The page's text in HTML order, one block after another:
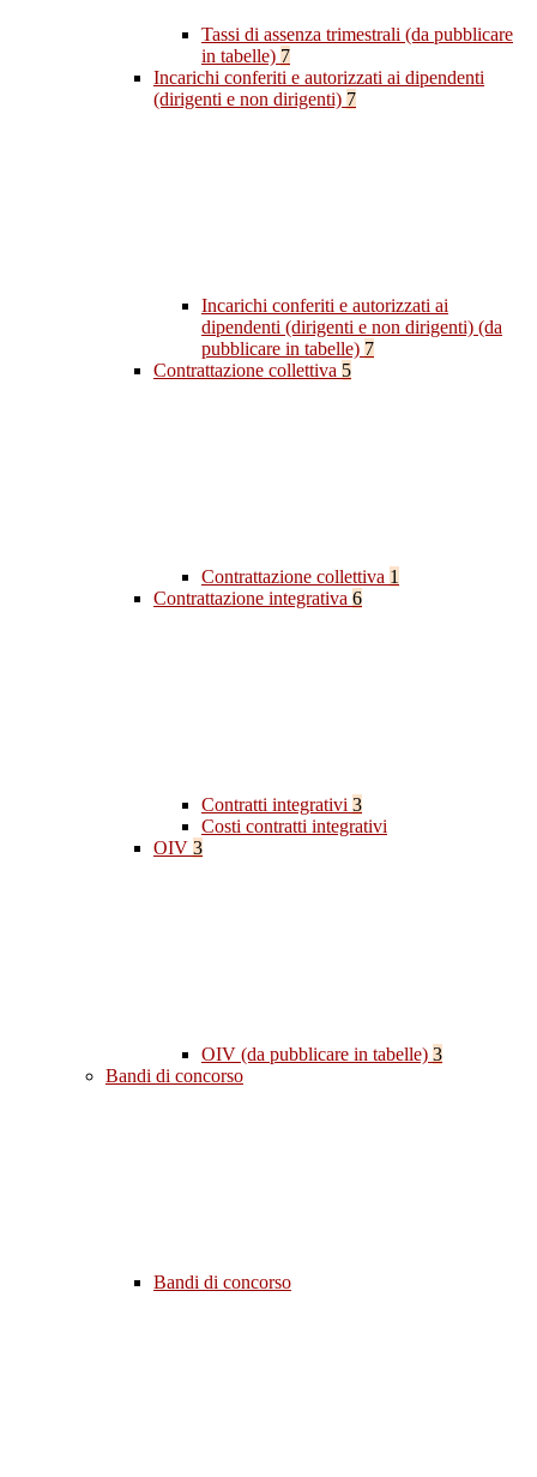
Tassi di assenza trimestrali (da pubblicare
in tabelle) 7
Incarichi conferiti e autorizzati ai dipendenti
(dirigenti e non dirigenti) 7
Incarichi conferiti e autorizzati ai
dipendenti (dirigenti e non dirigenti) (da
pubblicare in tabelle) 7
Contrattazione collettiva 5
Contrattazione collettiva 1
Contrattazione integrativa 6
Contratti integrativi 3
Costi contratti integrativi
OIV 3
OIV (da pubblicare in tabelle) 3
Bandi di concorso
Bandi di concorso